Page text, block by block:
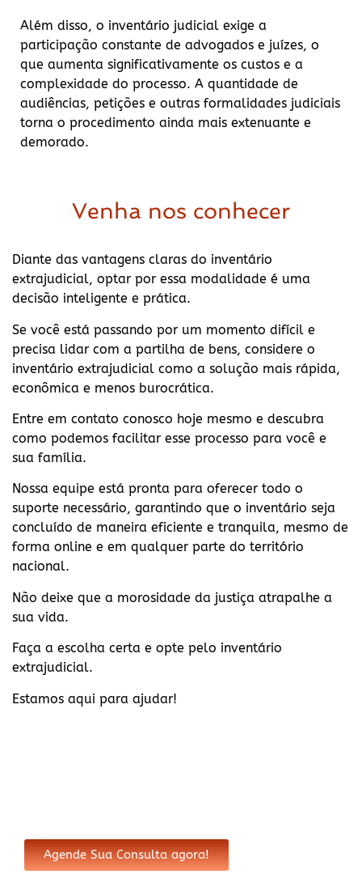
Além disso, o inventário judicial exige a
participação constante de advogados e juízes, o
que aumenta significativamente os custos e a
complexidade do processo. A quantidade de
audiências, petições e outras formalidades judiciais
torna o procedimento ainda mais extenuante e
demorado.
Venha nos conhecer
Diante das vantagens claras do inventário
extrajudicial, optar por essa modalidade é uma
decisão inteligente e prática.
Se você está passando por um momento difícil e
precisa lidar com a partilha de bens, considere o
inventário extrajudicial como a solução mais rápida,
econômica e menos burocrática.
Entre em contato conosco hoje mesmo e descubra
como podemos facilitar esse processo para você e
sua família.
Nossa equipe está pronta para oferecer todo o
suporte necessário, garantindo que o inventário seja
concluído de maneira eficiente e tranquila, mesmo de
forma online e em qualquer parte do território
nacional.
Não deixe que a morosidade da justiça atrapalhe a
sua vida.
Faça a escolha certa e opte pelo inventário
extrajudicial.
Estamos aqui para ajudar!
Agende Sua Consulta agora!